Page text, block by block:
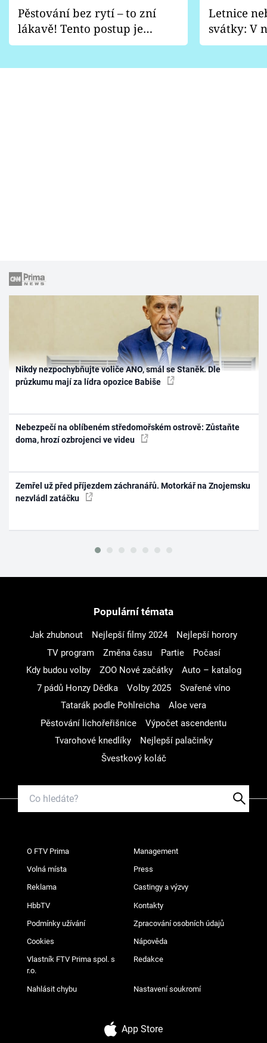
Pěstování bez rytí – to zní
lákavě! Tento postup je
vhodný jen pro některé
Letnice
svátky: V
pondělí
Nikdy nezpochybňujte voliče ANO, smál se Staněk. Dle
průzkumu mají za lídra opozice Babiše
Nebezpečí na oblíbeném středomořském ostrově: Zůstaňte
doma, hrozí ozbrojenci ve videu
Zemřel už před příjezdem záchranářů. Motorkář na Znojemsku
nezvládl zatáčku
Populární témata
Jak zhubnout Nejlepší filmy 2024
Nejlepší horory
TV program
Změna času Partie
Počasí
Kdy budou volby
ZOO Nové začátky
Auto – katalog
7 pádů Honzy Dědka
Volby 2025
Svařené víno
Tatarák podle Pohlreicha
Aloe vera
Pěstování lichořeřišnice
Výpočet ascendentu
Tvarohové knedlíky
Nejlepší palačinky
Švestkový koláč
O FTV Prima Management
Volná místa Press
Reklama Castingy a výzvy
HbbTV Kontakty
Podmínky užívání Zpracování osobních údajů
Cookies Nápověda
Vlastník FTV Prima spol. s
r.o.
Redakce
Nahlásit chybu Nastavení soukromí
App Store